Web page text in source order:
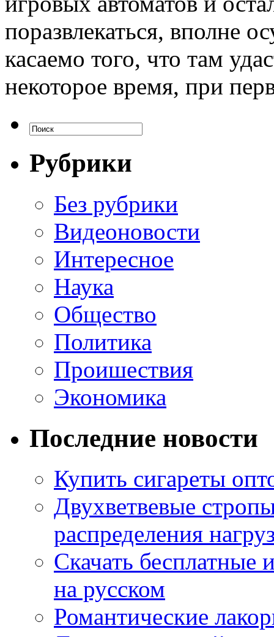
поразвлекаться, вполне
касаемо того, что там
некоторое время, при
Рубрики
Без рубрики
Видеоновости
Интересное
Наука
Общество
Политика
Проишествия
Экономика
Последние новости
Купить сигареты
Двухветвевые
распределения
Скачать
на русском
Романтические